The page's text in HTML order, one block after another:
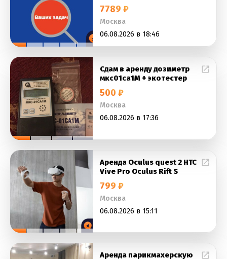
7789 ₽
Москва
06.08.2026 в 18:46
Сдам в аренду дозиметр
мкс01са1М + экотестер
500 ₽
Москва
06.08.2026 в 17:36
Аренда Oculus quest 2 HTC
Vive Pro Oculus Rift S
799 ₽
Москва
06.08.2026 в 15:11
Аренда парикмахерскую